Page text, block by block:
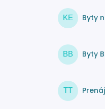
KE Byty
BB Byty
TT